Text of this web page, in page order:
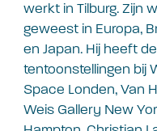
werkt in Tilburg. Zijn
geweest in Europa,
en Japan. Hij heeft
tentoonstellingen bij
Space Londen, Van
Weis Gallery New